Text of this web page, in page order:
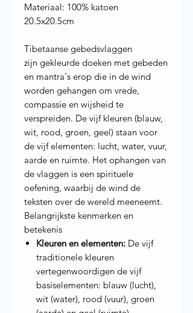
Materiaal: 100% katoen
20.5x20.5cm
Tibetaanse gebedsvlaggen
zijn gekleurde doeken met gebeden
en mantra's erop die in de wind
worden gehangen om vrede,
compassie en wijsheid te
verspreiden. De vijf kleuren (blauw,
wit, rood, groen, geel) staan voor
de vijf elementen: lucht, water, vuur,
aarde en ruimte. Het ophangen van
de vlaggen is een spirituele
oefening, waarbij de wind de
teksten over de wereld meeneemt.
Belangrijkste kenmerken en
betekenis
Kleuren en elementen: De vijf
traditionele kleuren
vertegenwoordigen de vijf
basiselementen: blauw (lucht),
wit (water), rood (vuur), groen